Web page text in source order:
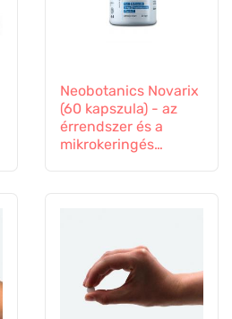
Neobotanics Novarix
(60 kapszula) - az
érrendszer és a
mikrokeringés